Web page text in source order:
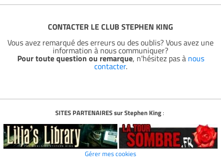
CONTACTER LE CLUB STEPHEN KING
Vous avez remarqué des erreurs ou des oublis? Vous avez une
information à nous communiquer?
Pour toute question ou remarque, n'hésitez pas à nous
contacter.
SITES PARTENAIRES sur Stephen King:
Gérer mes cookies